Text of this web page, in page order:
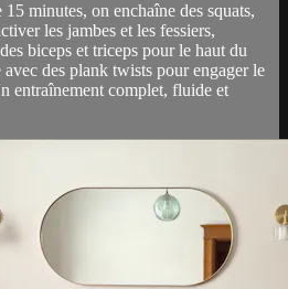
minutes, on enchaîne des squats,
les jambes et les fessiers,
biceps et triceps pour le haut du
des plank twists pour engager le
entraînement complet, fluide et